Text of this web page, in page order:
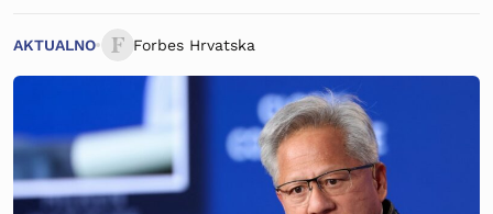
AKTUALNO Forbes Hrvatska